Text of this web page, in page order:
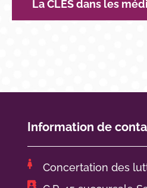
La CLES dans les
Information de
Concertation des